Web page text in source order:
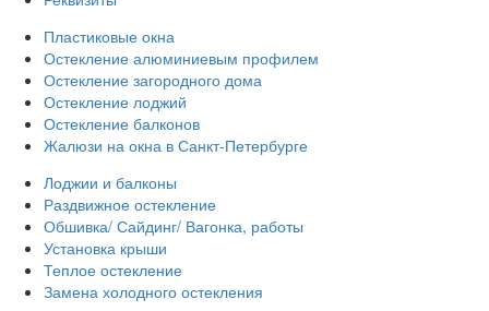
Пластиковые окна
Остекление алюминиевым профилем
Остекление загородного дома
Остекление лоджий
Остекление балконов
Жалюзи на окна в Санкт-Петербурге
Лоджии и балконы
Раздвижное остекление
Обшивка/ Сайдинг/ Вагонка, работы
Установка крыши
Теплое остекление
Замена холодного остекления